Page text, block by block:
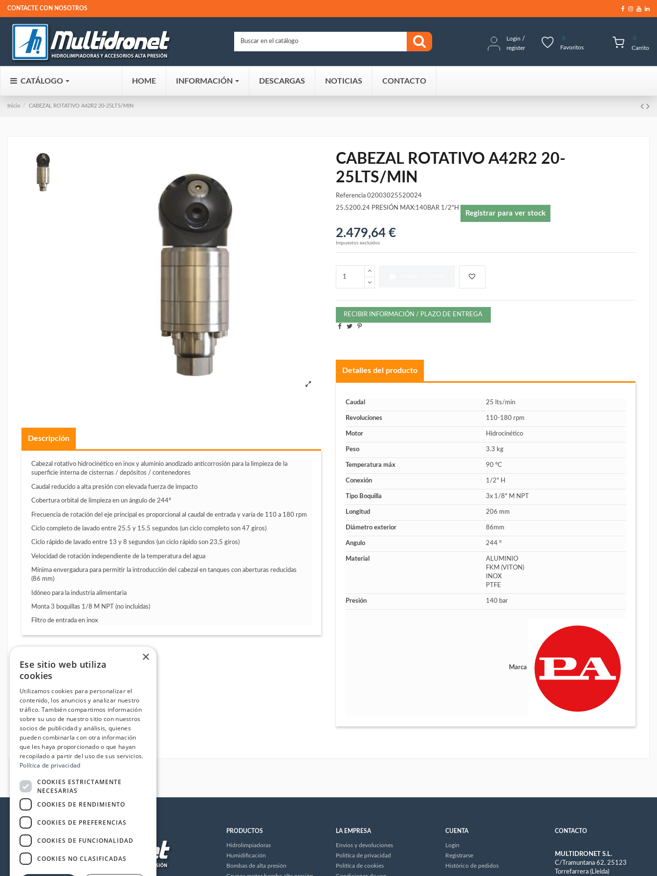
CONTACTE CON NOSOTROS
Login /
register
0
Favoritos
0
Carrito
CATÁLOGO HOME INFORMACIÓN DESCARGAS NOTICIAS CONTACTO
Inicio CABEZAL ROTATIVO A42R2 20-25LTS/MIN
Descripción
Cabezal rotativo hidrocinético en inox y aluminio anodizado anticorrosión para la limpieza de la
superficie interna de cisternas / depósitos / contenedores
Caudal reducido a alta presión con elevada fuerza de impacto
Cobertura orbital de limpieza en un ángulo de 244º
Frecuencia de rotación del eje principal es proporcional al caudal de entrada y varía de 110 a 180 rpm
Ciclo completo de lavado entre 25.5 y 15.5 segundos (un ciclo completo son 47 giros)
Ciclo rápido de lavado entre 13 y 8 segundos (un ciclo rápido son 23,5 giros)
Velocidad de rotación independiente de la temperatura del agua
Mínima envergadura para permitir la introducción del cabezal en tanques con aberturas reducidas
(86 mm)
Idóneo para la industria alimentaria
Monta 3 boquillas 1/8 M NPT (no incluidas)
Filtro de entrada en inox
CABEZAL ROTATIVO A42R2 20-
25LTS/MIN
Referencia 02003025520024
25.5200.24 PRESIÓN MAX:140BAR 1/2"H
Registrar para ver stock
2.479,64 €
Impuestos excluidos
RECIBIR INFORMACIÓN / PLAZO DE ENTREGA
Detalles del producto
Caudal 25 lts/min
Revoluciones 110-180 rpm
Motor Hidrocinético
Peso 3.3 kg
Temperatura máx 90 ºC
Conexión 1/2" H
Tipo Boquilla 3x 1/8" M NPT
Longitud 206 mm
Diámetro exterior 86mm
Angulo 244 º
Material
ALUMINIO
FKM (VITON)
INOX
PTFE
Presión 140 bar
Marca
PRODUCTOS
Hidrolimpiadoras
Humidificación
Bombas de alta presión
LA EMPRESA
Envios y devoluciones
Política de privacidad
Política de cookies
CUENTA
Login
Registrarse
Histórico de pedidos
CONTACTO
MULTIDRONET S.L.
C/Tramuntana 62, 25123
Torrefarrera (Lleida)
×
Ese sitio web utiliza
cookies
Utilizamos cookies para personalizar el
contenido, los anuncios y analizar nuestro
tráfico. También compartimos información
sobre su uso de nuestro sitio con nuestros
socios de publicidad y análisis, quienes
pueden combinarla con otra información
que les haya proporcionado o que hayan
recopilado a partir del uso de sus servicios.
Política de privacidad
COOKIES ESTRICTAMENTE
NECESARIAS
COOKIES DE RENDIMIENTO
COOKIES DE PREFERENCIAS
COOKIES DE FUNCIONALIDAD
COOKIES NO CLASIFICADAS